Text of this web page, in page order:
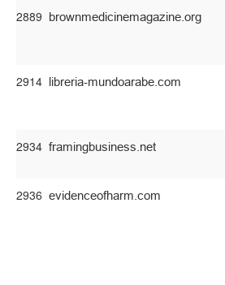
2889
2914
2934
2936